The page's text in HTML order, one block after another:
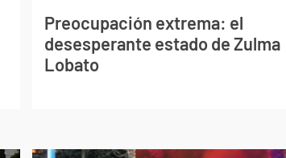
Preocupación extrema: el
desesperante estado de Zulma
Lobato